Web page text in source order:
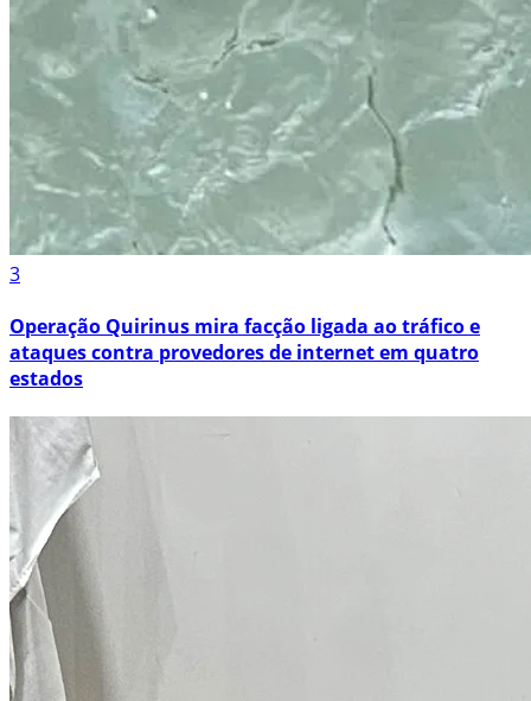
3
Operação Quirinus mira facção ligada ao tráfico e
ataques contra provedores de internet em quatro
estados